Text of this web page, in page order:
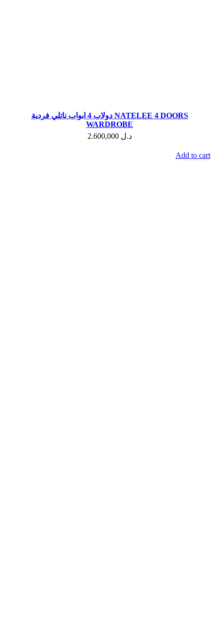
دولاب 4 ابواب ناتلي فردية NATELEE 4 DOORS
WARDROBE
د.ل 2.600,000
Add to cart